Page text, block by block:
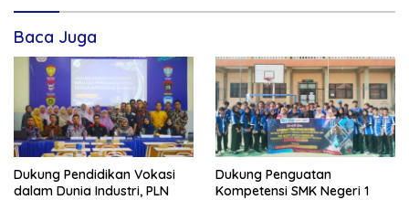
Baca Juga
Dukung Pendidikan Vokasi
dalam Dunia Industri, PLN
Dukung Penguatan
Kompetensi SMK Negeri 1